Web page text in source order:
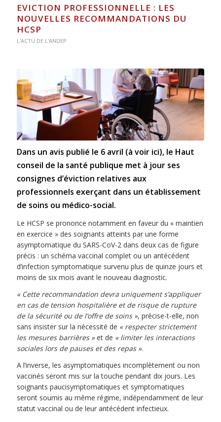
EVICTION PROFESSIONNELLE : LES
NOUVELLES RECOMMANDATIONS DU
HCSP
L'ACTU DE L'ANDEP
Dans un avis publié le 6 avril (à voir ici), le Haut
conseil de la santé publique met à jour ses
consignes d’éviction relatives aux
professionnels exerçant dans un établissement
de soins ou médico-social.
Le HCSP se prononce notamment en faveur du « maintien
en exercice » des soignants atteints par une forme
asymptomatique du SARS-CoV-2 dans deux cas de figure
précis : un schéma vaccinal complet ou un antécédent
d’infection symptomatique survenu plus de quinze jours et
moins de six mois avant le nouveau diagnostic.
« Cette recommandation devra uniquement s’appliquer
en cas de tension hospitalière et de risque de rupture
de la sécurité ou de l’offre de soins », précise-t-elle, non
sans insister sur la nécessité de « respecter strictement
les mesures barrières »et de « limiter les interactions
sociales lors de pauses et des repas ».
A l’inverse, les asymptomatiques incomplètement ou non
vaccinés seront mis sur la touche pendant dix jours. Les
soignants paucisymptomatiques et symptomatiques
seront soumis au même régime, indépendamment de leur
statut vaccinal ou de leur antécédent infectieux.